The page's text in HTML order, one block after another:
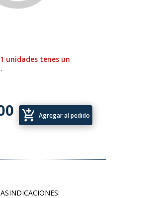
unidades tenes un
add_shopping_cart Agregar al pedido